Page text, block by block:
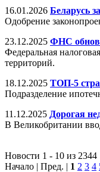
16.01.2026 Беларусь
Одобрение
23.12.2025 ФНС
Федеральная
территорий.
18.12.2025 ТОП-5
Подразделение
11.12.2025 Дорогая
В Великобритании
Новости 1 - 10 из 2344
Начало | Пред. | 1 2 3 4